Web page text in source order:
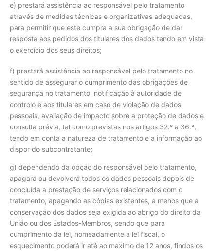
e) prestará assistência ao responsável pelo tratamento
através de medidas técnicas e organizativas adequadas,
para permitir que este cumpra a sua obrigação de dar
resposta aos pedidos dos titulares dos dados tendo em vista
o exercício dos seus direitos;
f) prestará assistência ao responsável pelo tratamento no
sentido de assegurar o cumprimento das obrigações de
segurança no tratamento, notificação à autoridade de
controlo e aos titulares em caso de violação de dados
pessoais, avaliação de impacto sobre a proteção de dados e
consulta prévia, tal como previstas nos artigos 32.º a 36.º,
tendo em conta a natureza de tratamento e a informação ao
dispor do subcontratante;
g) dependendo da opção do responsável pelo tratamento,
apagará ou devolverá todos os dados pessoais depois de
concluída a prestação de serviços relacionados com o
tratamento, apagando as cópias existentes, a menos que a
conservação dos dados seja exigida ao abrigo do direito da
União ou dos Estados-Membros, sendo que para
cumprimento da lei, nomeadamente a lei fiscal, o
esquecimento poderá ir até ao máximo de 12 anos, findos os